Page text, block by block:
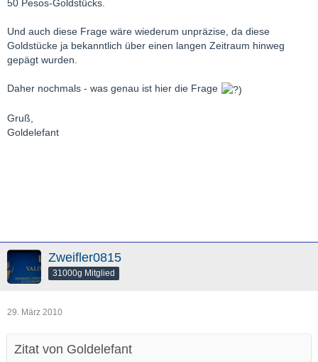
50 Pesos-Goldstücks.
Und auch diese Frage wäre wiederum unpräzise, da diese
Goldstücke ja bekanntlich über einen langen Zeitraum hinweg
gepägt wurden.
Daher nochmals - was genau ist hier die Frage
Gruß,
Goldelefant
Zweifler0815
31000g Mitglied
29. März 2010
Zitat von Goldelefant